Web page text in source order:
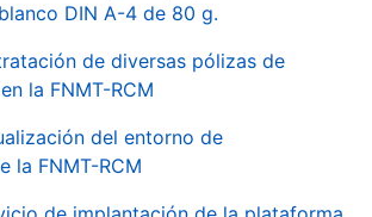
DIN A-4 de 80 g.
de diversas pólizas de
la FNMT-RCM
del entorno de
la FNMT-RCM